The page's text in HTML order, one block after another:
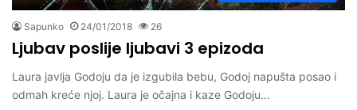
Sapunko 24/01/2018 26
Ljubav poslije ljubavi 3 epizoda
Laura javlja Godoju da je izgubila bebu, Godoj napušta posao i
odmah kreće njoj. Laura je očajna i kaze Godoju…